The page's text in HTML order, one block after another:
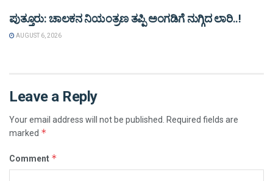
ಪುತ್ತೂರು: ಚಾಲಕನ ನಿಯಂತ್ರಣ ತಪ್ಪಿ ಅಂಗಡಿಗೆ ನುಗ್ಗಿದ ಲಾರಿ..!
AUGUST 6, 2026
Leave a Reply
Your email address will not be published.
Required fields are
marked *
Comment *